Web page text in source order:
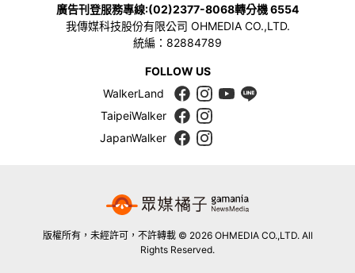
廣告刊登服務專線:(02)2377-8068轉分機 6554
我傳媒科技股份有限公司 OHMEDIA CO.,LTD.
統編：82884789
FOLLOW US
WalkerLand
TaipeiWalker
JapanWalker
版權所有，未經許可，不許轉載 © 2026 OHMEDIA CO.,LTD. All
Rights Reserved.